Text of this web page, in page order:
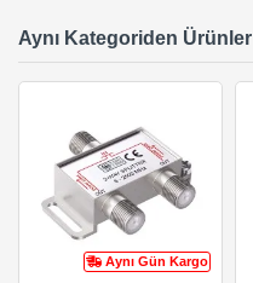
Aynı Kategoriden Ürünler
Aynı Gün Kargo